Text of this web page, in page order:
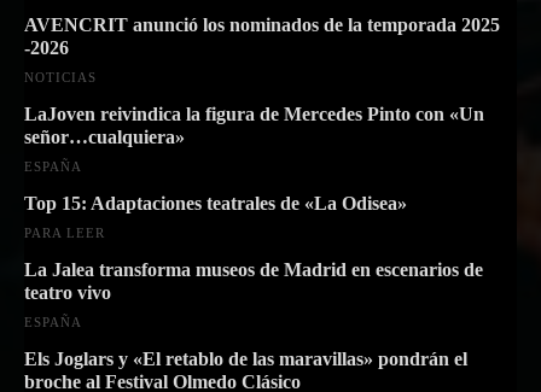
AVENCRIT anunció los nominados de la temporada 2025
-2026
NOTICIAS
LaJoven reivindica la figura de Mercedes Pinto con «Un
señor…cualquiera»
ESPAÑA
Top 15: Adaptaciones teatrales de «La Odisea»
PARA LEER
La Jalea transforma museos de Madrid en escenarios de
teatro vivo
ESPAÑA
Els Joglars y «El retablo de las maravillas» pondrán el
broche al Festival Olmedo Clásico